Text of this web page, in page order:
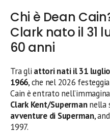
Chi è Dean
Clark nato il 31
60 anni
Tra gli attori nati il 31 luglio
1966, che nel 2026
Cain è entrato
Clark Kent/Supermannella
avventure di Superman,
1997.